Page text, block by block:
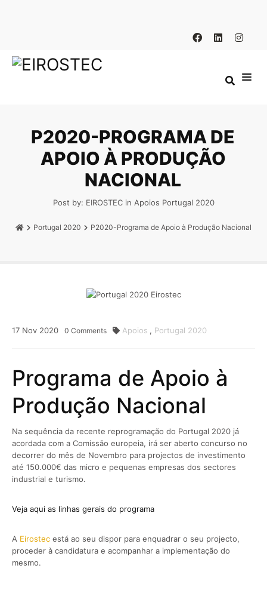
P2020-PROGRAMA DE
APOIO À PRODUÇÃO
NACIONAL
Post by: EIROSTECin Apoios Portugal 2020
Portugal 2020 P2020-Programa de Apoio à Produção Nacional
17 Nov 2020 0 Comments Apoios , Portugal 2020
Programa de Apoio à
Produção Nacional
Na sequência da recente reprogramação do Portugal 2020 já
acordada com a Comissão europeia, irá ser aberto concurso no
decorrer do mês de Novembro para projectos de investimento
até 150.000€ das micro e pequenas empresas dos sectores
industrial e turismo.
Veja aqui as linhas gerais do programa
A Eirostec está ao seu dispor para enquadrar o seu projecto,
proceder à candidatura e acompanhar a implementação do
mesmo.